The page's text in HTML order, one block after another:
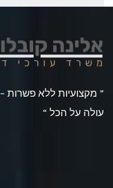
” מקצועיות ללא פשרות
עולה על הכל “